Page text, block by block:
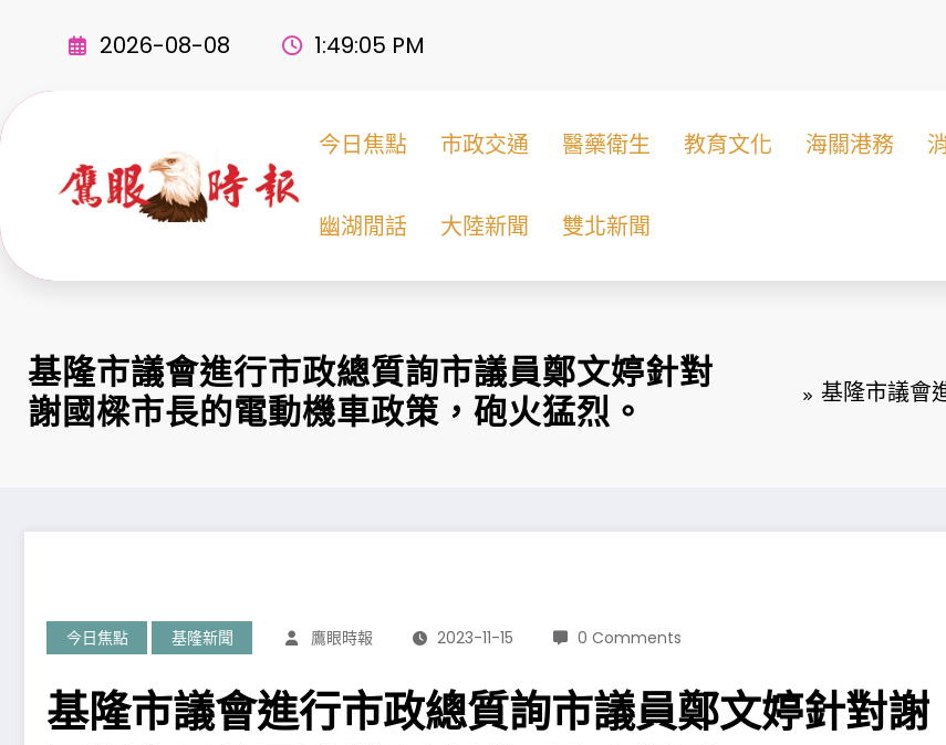
2026-08-08 1:49:06 PM
今日焦點 市政交通 醫藥衛生 教育文化 海關港務
幽湖閒話 大陸新聞 雙北新聞
基隆市議會進行市政總質詢市議員鄭文婷針對
謝國樑市長的電動機車政策，砲火猛烈。
基隆市議會
今日焦點 基隆新聞 鷹眼時報 2023-11-15 0 Comments
基隆市議會進行市政總質詢市議員鄭文婷針對謝